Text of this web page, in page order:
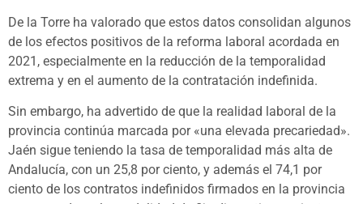
De la Torre ha valorado que estos datos consolidan algunos
de los efectos positivos de la reforma laboral acordada en
2021, especialmente en la reducción de la temporalidad
extrema y en el aumento de la contratación indefinida.
Sin embargo, ha advertido de que la realidad laboral de la
provincia continúa marcada por «una elevada precariedad».
Jaén sigue teniendo la tasa de temporalidad más alta de
Andalucía, con un 25,8 por ciento, y además el 74,1 por
ciento de los contratos indefinidos firmados en la provincia